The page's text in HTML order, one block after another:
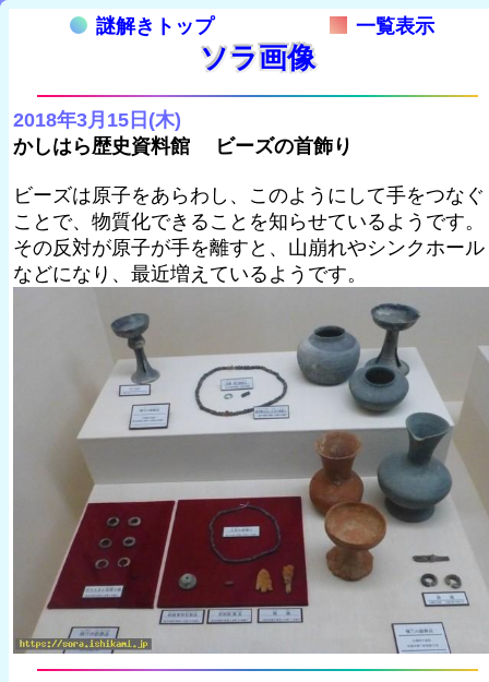
謎解きトップ 一覧表示
ソラ画像
2018年3月15日(木)
かしはら歴史資料館 ビーズの首飾り
ビーズは原子をあらわし、このようにして手をつなぐ
ことで、物質化できることを知らせているようです。
その反対が原子が手を離すと、山崩れやシンクホール
などになり、最近増えているようです。